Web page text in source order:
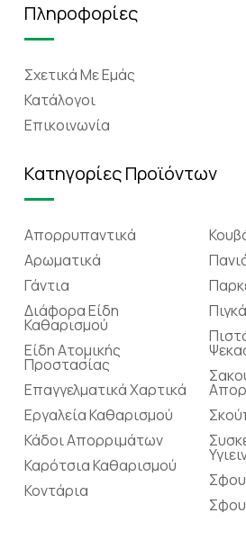
Πληροφορίες
Σχετικά Mε Eμάς
Κατάλογοι
Επικοινωνία
Κατηγορίες Προϊόντων
Απορρυπαντικά
Αρωματικά
Γάντια
Διάφορα Είδη
Καθαρισμού
Είδη Ατομικής
Προστασίας
Επαγγελματικά Χαρτικά
Εργαλεία Καθαρισμού
Κάδοι Απορριμάτων
Καρότσια Καθαρισμού
Κοντάρια